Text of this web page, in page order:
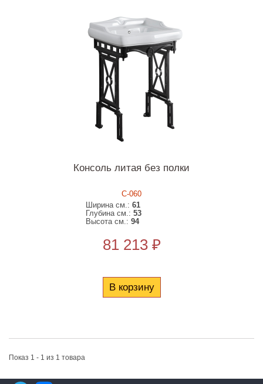
Консоль литая без полки
С-060
Ширина см.:61
Глубина см.:53
Высота см.:94
81 213 ₽
В корзину
Показ 1 - 1 из 1 товара